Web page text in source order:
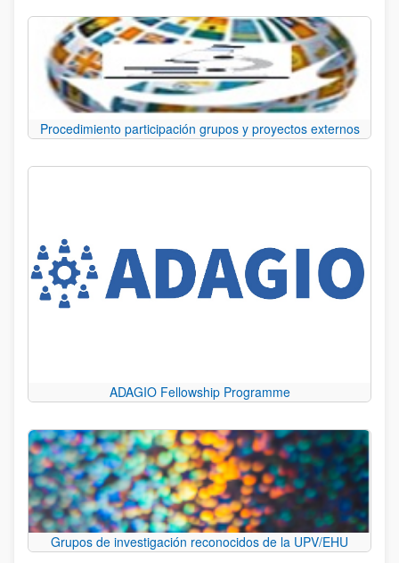
Procedimiento participación grupos y proyectos externos
ADAGIO Fellowship Programme
Grupos de investigación reconocidos de la UPV/EHU